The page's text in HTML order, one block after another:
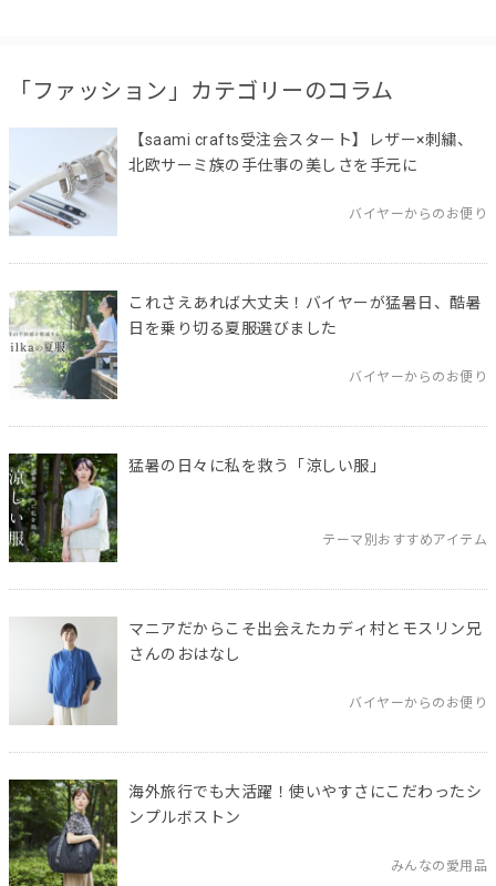
「ファッション」カテゴリーのコラム
【saami crafts受注会スタート】レザー×刺繍、
北欧サーミ族の手仕事の美しさを手元に
バイヤーからのお便り
これさえあれば大丈夫！バイヤーが猛暑日、酷暑
日を乗り切る夏服選びました
バイヤーからのお便り
猛暑の日々に私を救う「涼しい服」
テーマ別おすすめアイテム
マニアだからこそ出会えたカディ村とモスリン兄
さんのおはなし
バイヤーからのお便り
海外旅行でも大活躍！使いやすさにこだわったシ
ンプルボストン
みんなの愛用品